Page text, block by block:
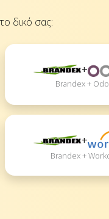
δικό σας:
+
Brandex +
+
Brandex +